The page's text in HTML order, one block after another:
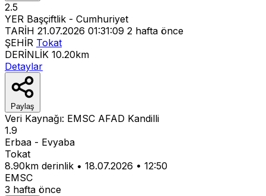
2.5
YER Başçiftlik - Cumhuriyet
TARİH 21.07.2026 01:31:09 2 hafta önce
ŞEHİR Tokat
DERİNLİK 10.20km
Detaylar
Paylaş
Veri Kaynağı: EMSC AFAD Kandilli
1.9
Erbaa - Evyaba
Tokat
8.90km derinlik • 18.07.2026 • 12:50
EMSC
3 hafta önce